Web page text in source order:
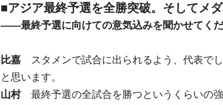
■アジア最終予選を全勝突破。そしてメダ
――最終予選に向けての意気込みを聞かせてくだ
比嘉 スタメンで試合に出られるよう、代表で
と思います。
山村最終予選の全試合を勝つというくらいの